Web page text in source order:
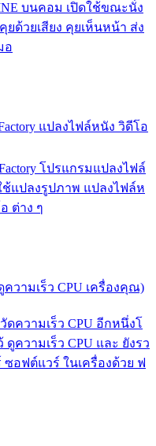
บนคอม เปิดใช้ขณะนั่ง
ด้วยเสียง คุยเห็นหน้า ส่ง
อ
แปลงไฟล์หนัง วิดีโอ
โปรแกรมแปลงไฟล์
ช้แปลงรูปภาพ แปลงไฟล์ห
ต่าง ๆ
ความเร็ว CPU เครื่องคุณ)
ความเร็ว CPU อีกหนึ่งโ
ความเร็ว CPU และ ยังรว
อฟต์แวร์ ในเครื่องด้วย ฟ